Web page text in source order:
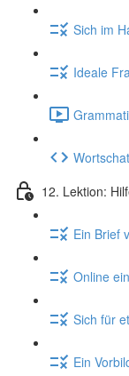
Sich im
Ideale
12. Lektion:
Ein Brief
Online
Sich für
Ein